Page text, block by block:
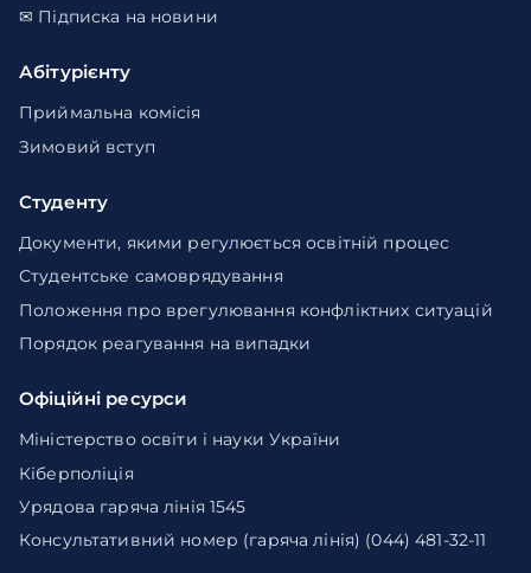
✉ Підписка на новини
Абітурієнту
Приймальна комісія
Зимовий вступ
Студенту
Документи, якими регулюється освітній процес
Студентське самоврядування
Положення про врегулювання конфліктних ситуацій
Порядок реагування на випадки
Офіційні ресурси
Міністерство освіти і науки України
Кіберполіція
Урядова гаряча лінія 1545
Консультативний номер (гаряча лінія) (044) 481-32-11